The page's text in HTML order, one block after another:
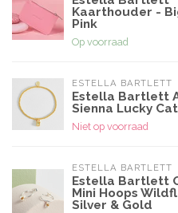
Kaarthouder -
Pink
Op voorraad
ESTELLA BARTLETT
Estella Bartlett
Sienna Lucky
Niet op voorraad
ESTELLA BARTLETT
Estella Bartlett
Mini Hoops
Silver & Gold